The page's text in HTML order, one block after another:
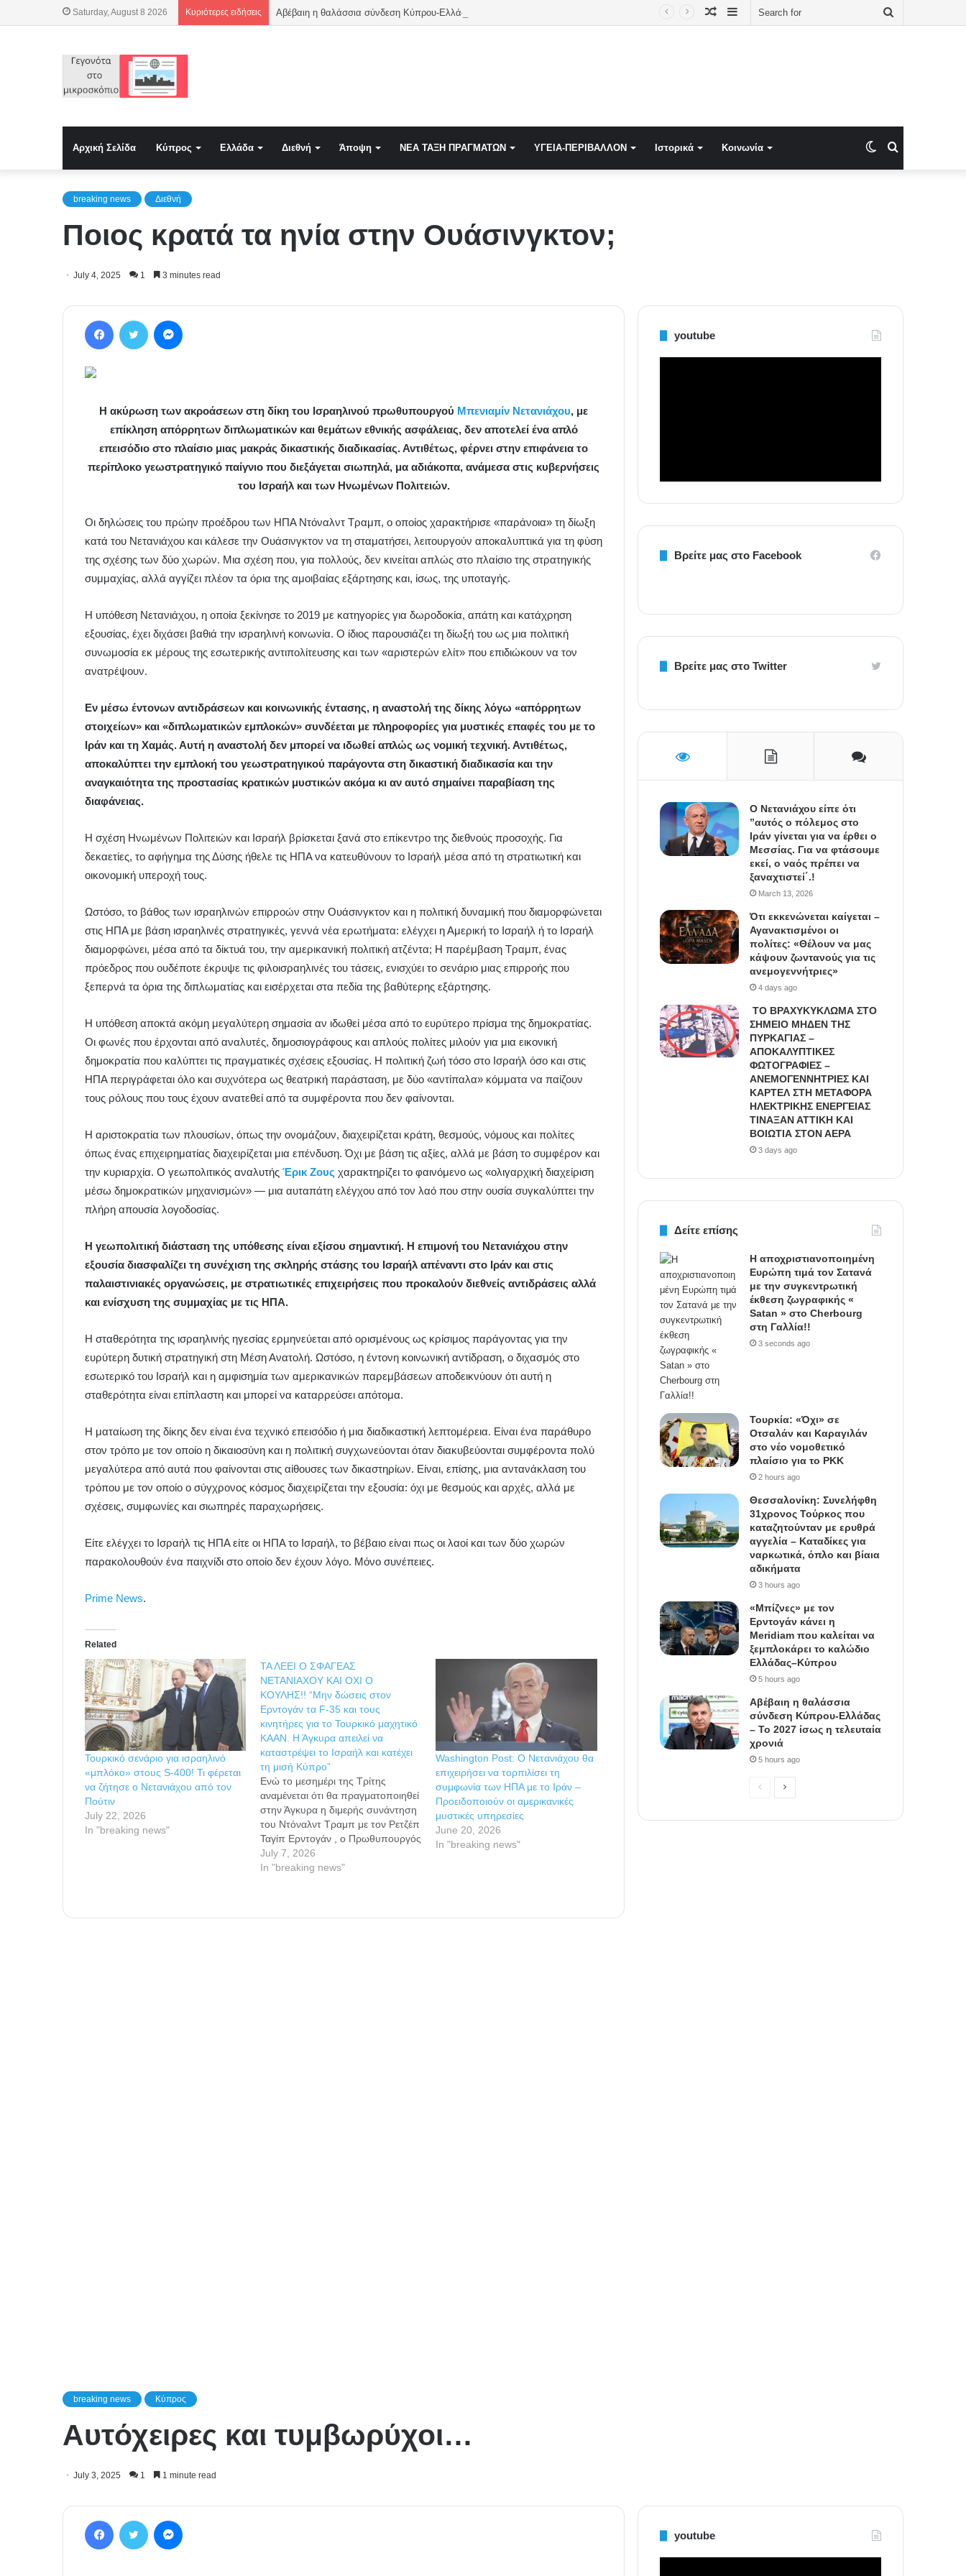
Saturday, August 8 2026 Κυριότερες ειδήσεις Αβέβαιη η θαλάσσια σύνδεση Κύπρου-Ελλάδας – Το 2027 ίσως η τελευταία χρονιά Sidebar
Random
Αρχική Σελίδα Κύπρος Ελλάδα Διεθνή Άποψη NEA TAΞΗ ΠΡΑΓΜΑΤΩΝ ΥΓΕΙΑ-ΠΕΡΙΒΑΛΛΟΝ Ιστορικά Κοινωνία Switch
breaking news Διεθνή
Ποιος κρατά τα ηνία στην Ουάσινγκτον;
July 4, 2025 1 3 minutes read
Η ακύρωση των ακροάσεων στη δίκη του Ισραηλινού πρωθυπουργού Μπενιαμίν Νετανιάχου, με
επίκληση απόρρητων διπλωματικών και θεμάτων εθνικής ασφάλειας, δεν αποτελεί ένα απλό
επεισόδιο στο πλαίσιο μιας μακράς δικαστικής διαδικασίας. Αντιθέτως, φέρνει στην επιφάνεια το
περίπλοκο γεωστρατηγικό παίγνιο που διεξάγεται σιωπηλά, μα αδιάκοπα, ανάμεσα στις κυβερνήσεις
του Ισραήλ και των Ηνωμένων Πολιτειών.
Οι δηλώσεις του πρώην προέδρου των ΗΠΑ Ντόναλντ Τραμπ, ο οποίος χαρακτήρισε «παράνοια» τη δίωξη
κατά του Νετανιάχου και κάλεσε την Ουάσινγκτον να τη σταματήσει, λειτουργούν αποκαλυπτικά για τη φύση
της σχέσης των δύο χωρών. Μια σχέση που, για πολλούς, δεν κινείται απλώς στο πλαίσιο της στρατηγικής
συμμαχίας, αλλά αγγίζει πλέον τα όρια της αμοιβαίας εξάρτησης και, ίσως, της υποταγής.
Η υπόθεση Νετανιάχου, η οποία ξεκίνησε το 2019 με κατηγορίες για δωροδοκία, απάτη και κατάχρηση
εξουσίας, έχει διχάσει βαθιά την ισραηλινή κοινωνία. Ο ίδιος παρουσιάζει τη δίωξή του ως μια πολιτική
συνωμοσία εκ μέρους της εσωτερικής αντιπολίτευσης και των «αριστερών ελίτ» που επιδιώκουν να τον
ανατρέψουν.
Εν μέσω έντονων αντιδράσεων και κοινωνικής έντασης, η αναστολή της δίκης λόγω «απόρρητων
στοιχείων» και «διπλωματικών εμπλοκών» συνδέεται με πληροφορίες για μυστικές επαφές του με το
Ιράν και τη Χαμάς. Αυτή η αναστολή δεν μπορεί να ιδωθεί απλώς ως νομική τεχνική. Αντιθέτως,
αποκαλύπτει την εμπλοκή του γεωστρατηγικού παράγοντα στη δικαστική διαδικασία και την
αναγκαιότητα της προστασίας κρατικών μυστικών ακόμα κι αν αυτό σημαίνει παραβίαση της
διαφάνειας.
Η σχέση Ηνωμένων Πολιτειών και Ισραήλ βρίσκεται ξανά στο επίκεντρο της διεθνούς προσοχής. Για
δεκαετίες, το αφήγημα της Δύσης ήθελε τις ΗΠΑ να κατευθύνουν το Ισραήλ μέσα από τη στρατιωτική και
οικονομική υπεροχή τους.
Ωστόσο, το βάθος των ισραηλινών επιρροών στην Ουάσινγκτον και η πολιτική δυναμική που διαμορφώνεται
στις ΗΠΑ με βάση ισραηλινές στρατηγικές, γεννά νέα ερωτήματα: ελέγχει η Αμερική το Ισραήλ ή το Ισραήλ
διαμορφώνει, μέσα από τα δίκτυά του, την αμερικανική πολιτική ατζέντα; Η παρέμβαση Τραμπ, ένας
πρόεδρος που ουδέποτε έκρυψε τις φιλοισραηλινές του τάσεις, ενισχύει το σενάριο μιας επιρροής που
ξεπερνά τα όρια της διπλωματίας και εισέρχεται στα πεδία της βαθύτερης εξάρτησης.
Η υπόθεση αποκτά ακόμη μεγαλύτερη σημασία αν ιδωθεί μέσα από το ευρύτερο πρίσμα της δημοκρατίας.
Οι φωνές που έρχονται από αναλυτές, δημοσιογράφους και απλούς πολίτες μιλούν για μια εικονική
δημοκρατία που καλύπτει τις πραγματικές σχέσεις εξουσίας. Η πολιτική ζωή τόσο στο Ισραήλ όσο και στις
ΗΠΑ περιγράφεται όλο και συχνότερα ως θεατρική παράσταση, με δύο «αντίπαλα» κόμματα να παίζουν
τους ρόλους που τους έχουν ανατεθεί από τα συμφέροντα που δεν φαίνονται.
Η αριστοκρατία των πλουσίων, όπως την ονομάζουν, διαχειρίζεται κράτη, θεσμούς, νόμους και πολίτες
όπως ένας επιχειρηματίας διαχειρίζεται μια επένδυση. Όχι με βάση τις αξίες, αλλά με βάση το συμφέρον και
την κυριαρχία. Ο γεωπολιτικός αναλυτής Έρικ Ζους χαρακτηρίζει το φαινόμενο ως «ολιγαρχική διαχείριση
μέσω δημοκρατικών μηχανισμών» — μια αυταπάτη ελέγχου από τον λαό που στην ουσία συγκαλύπτει την
πλήρη απουσία λογοδοσίας.
Η γεωπολιτική διάσταση της υπόθεσης είναι εξίσου σημαντική. Η επιμονή του Νετανιάχου στην
εξουσία διασφαλίζει τη συνέχιση της σκληρής στάσης του Ισραήλ απέναντι στο Ιράν και στις
παλαιστινιακές οργανώσεις, με στρατιωτικές επιχειρήσεις που προκαλούν διεθνείς αντιδράσεις αλλά
και ενίσχυση της συμμαχίας με τις ΗΠΑ.
Η σταθερότητα της ισραηλινής ηγεσίας ερμηνεύεται από ορισμένους ως κρίσιμος παράγοντας για την
ευρύτερη δυτική στρατηγική στη Μέση Ανατολή. Ωστόσο, η έντονη κοινωνική αντίδραση, ο διχασμός στο
εσωτερικό του Ισραήλ και η αμφισημία των αμερικανικών παρεμβάσεων αποδεικνύουν ότι αυτή η
σταθερότητα είναι επίπλαστη και μπορεί να καταρρεύσει απότομα.
Η ματαίωση της δίκης δεν είναι ένα τεχνικό επεισόδιο ή μια διαδικαστική λεπτομέρεια. Είναι ένα παράθυρο
στον τρόπο με τον οποίο η δικαιοσύνη και η πολιτική συγχωνεύονται όταν διακυβεύονται συμφέροντα πολύ
μεγαλύτερα από αυτά που φαίνονται στις αίθουσες των δικαστηρίων. Είναι, επίσης, μια αντανάκλαση του
τρόπου με τον οποίο ο σύγχρονος κόσμος διαχειρίζεται την εξουσία: όχι με θεσμούς και αρχές, αλλά με
σχέσεις, συμφωνίες και σιωπηρές παραχωρήσεις.
Είτε ελέγχει το Ισραήλ τις ΗΠΑ είτε οι ΗΠΑ το Ισραήλ, το βέβαιο είναι πως οι λαοί και των δύο χωρών
παρακολουθούν ένα παιχνίδι στο οποίο δεν έχουν λόγο. Μόνο συνέπειες.
Prime News.
Related
Τουρκικό σενάριο για ισραηλινό
«μπλόκο» στους S-400! Τι φέρεται
να ζήτησε ο Νετανιάχου από τον
Πούτιν
July 22, 2026
In "breaking news"
ΤΑ ΛΕΕΙ Ο ΣΦΑΓΕΑΣ
ΝΕΤΑΝΙΑΧΟΥ ΚΑΙ ΟΧΙ Ο
ΚΟΥΛΗΣ!! “Μην δώσεις στον
Ερντογάν τα F-35 και τους
κινητήρες για το Τουρκικό μαχητικό
ΚΑΑΝ. Η Άγκυρα απειλεί να
καταστρέψει το Ισραήλ και κατέχει
τη μισή Κύπρο”
Ενώ το μεσημέρι της Τρίτης
αναμένεται ότι θα πραγματοποιηθεί
στην Άγκυρα η διμερής συνάντηση
του Ντόναλντ Τραμπ με τον Ρετζέπ
Ταγίπ Ερντογάν , ο Πρωθυπουργός
του Ισραήλ Μπενιαμίν Νετανιάχου
σπεύδει να κάνει την “δύσκολη
July 7, 2026
In "breaking news"
Washington Post: Ο Νετανιάχου θα
επιχειρήσει να τορπιλίσει τη
συμφωνία των ΗΠΑ με το Ιράν –
Προειδοποιούν οι αμερικανικές
μυστικές υπηρεσίες
June 20, 2026
In "breaking news"
youtube
Βρείτε μας στο Facebook
Βρείτε μας στο Twitter
Ο Νετανιάχου είπε ότι
”αυτός ο πόλεμος στο
Ιράν γίνεται για να έρθει ο
Μεσσίας. Για να φτάσουμε
εκεί, ο ναός πρέπει να
ξαναχτιστεί΄.!
March 13, 2026
Ότι εκκενώνεται καίγεται –
Αγανακτισμένοι οι
πολίτες: «Θέλουν να μας
κάψουν ζωντανούς για τις
ανεμογεννήτριες»
4 days ago
ΤΟ ΒΡΑΧΥΚΥΚΛΩΜΑ ΣΤΟ
ΣΗΜΕΙΟ ΜΗΔΕΝ ΤΗΣ
ΠΥΡΚΑΓΙΑΣ –
ΑΠΟΚΑΛΥΠΤΙΚΕΣ
ΦΩΤΟΓΡΑΦΙΕΣ –
ΑΝΕΜΟΓΕΝΝΗΤΡΙΕΣ ΚΑΙ
ΚΑΡΤΕΛ ΣΤΗ ΜΕΤΑΦΟΡΑ
ΗΛΕΚΤΡΙΚΗΣ ΕΝΕΡΓΕΙΑΣ
ΤΙΝΑΞΑΝ ΑΤΤΙΚΗ ΚΑΙ
ΒΟΙΩΤΙΑ ΣΤΟΝ ΑΕΡΑ
3 days ago
Δείτε επίσης
Η αποχριστιανοποιημένη
Ευρώπη τιμά τον Σατανά
με την συγκεντρωτική
έκθεση ζωγραφικής «
Satan » στο Cherbourg
στη Γαλλία!!
3 seconds ago
Τουρκία: «Όχι» σε
Οτσαλάν και Καραγιλάν
στο νέο νομοθετικό
πλαίσιο για το PKK
2 hours ago
Θεσσαλονίκη: Συνελήφθη
31χρονος Τούρκος που
καταζητούνταν με ερυθρά
αγγελία – Καταδίκες για
ναρκωτικά, όπλο και βίαια
αδικήματα
3 hours ago
«Μπίζνες» με τον
Ερντογάν κάνει η
Meridiam που καλείται να
ξεμπλοκάρει το καλώδιο
Ελλάδας–Κύπρου
5 hours ago
Αβέβαιη η θαλάσσια
σύνδεση Κύπρου-Ελλάδας
– Το 2027 ίσως η τελευταία
χρονιά
5 hours ago